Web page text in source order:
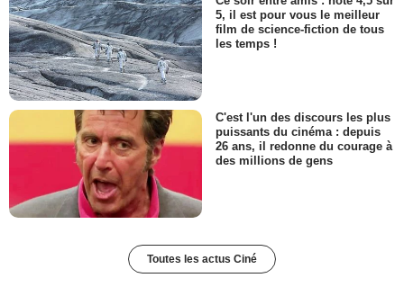
5, il est pour vous le meilleur
film de science-fiction de tous
les temps !
C'est l'un des discours les plus
puissants du cinéma : depuis
26 ans, il redonne du courage à
des millions de gens
Toutes les actus Ciné